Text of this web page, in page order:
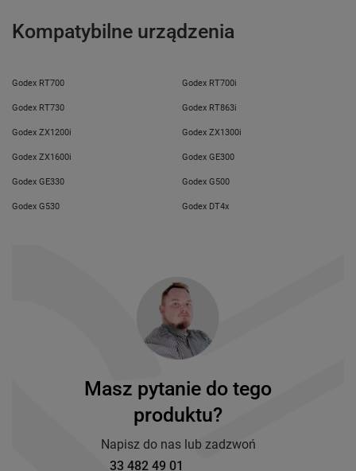
Kompatybilne urządzenia
Godex RT700 Godex RT700i
Godex RT730 Godex RT863i
Godex ZX1200i Godex ZX1300i
Godex ZX1600i Godex GE300
Godex GE330 Godex G500
Godex G530 Godex DT4x
Masz pytanie do tego
produktu?
Napisz do nas lub zadzwoń
33 482 49 01